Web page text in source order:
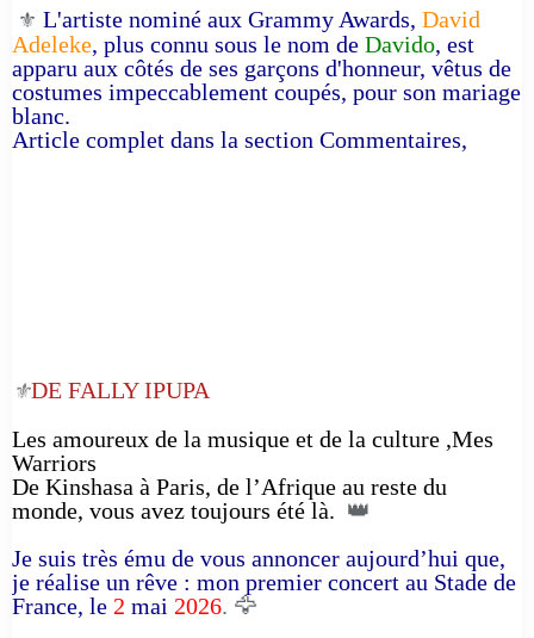
⚜️ L'artiste nominé aux Grammy Awards, David
Adeleke, plus connu sous le nom de Davido, est
apparu aux côtés de ses garçons d'honneur, vêtus de
costumes impeccablement coupés, pour son mariage
blanc.
Article complet dans la section Commentaires,
⚜️DE FALLY IPUPA
Les amoureux de la musique et de la culture ,Mes
Warriors
De Kinshasa à Paris, de l’Afrique au reste du
monde, vous avez toujours été là. 👑
Je suis très ému de vous annoncer aujourd’hui que,
je réalise un rêve : mon premier concert au Stade de
France, le 2 mai 2026. 🦅